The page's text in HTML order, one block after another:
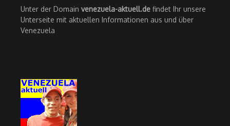
Unter der Domain venezuela-aktuell.de findet Ihr unsere
Unterseite mit aktuellen Informationen aus und über
Venezuela